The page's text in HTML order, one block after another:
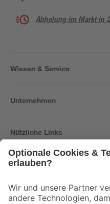
Abholung im Markt in
Wissen & Service
Unternehmen
Nützliche Links
Der toom Newsletter: Keine